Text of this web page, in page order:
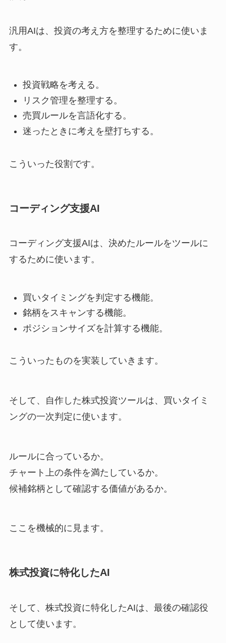
汎用AIは、投資の考え方を整理するために使いま
す。
投資戦略を考える。
リスク管理を整理する。
売買ルールを言語化する。
迷ったときに考えを壁打ちする。
こういった役割です。
コーディング支援AI
コーディング支援AIは、決めたルールをツールに
するために使います。
買いタイミングを判定する機能。
銘柄をスキャンする機能。
ポジションサイズを計算する機能。
こういったものを実装していきます。
そして、自作した株式投資ツールは、買いタイミ
ングの一次判定に使います。
ルールに合っているか。
チャート上の条件を満たしているか。
候補銘柄として確認する価値があるか。
ここを機械的に見ます。
株式投資に特化したAI
そして、株式投資に特化したAIは、最後の確認役
として使います。